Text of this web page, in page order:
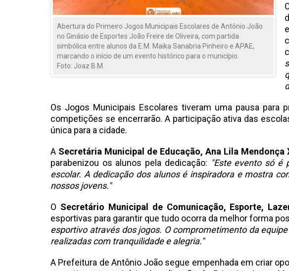
Abertura do Primeiro Jogos Municipais Escolares de Antônio João
no Ginásio de Esportes João Freire de Oliveira, com partida
simbólica entre alunos da E.M. Maika Sanabria Pinheiro e APAE,
marcando o início de um evento histórico para o município.
Foto: Joaz B.M.
Os Jogos Municipais Escolares tiveram uma pausa para
competições se encerrarão. A participação ativa das
única para a cidade.
A Secretária Municipal de Educação, Ana Lila Mendonça
parabenizou os alunos pela dedicação: "Este evento só é
escolar. A dedicação dos alunos é inspiradora e mostra
nossos jovens."
O Secretário Municipal de Comunicação, Esporte,
esportivas para garantir que tudo ocorra da melhor forma
esportivo através dos jogos. O comprometimento da
realizadas com tranquilidade e alegria."
A Prefeitura de Antônio João segue empenhada em criar